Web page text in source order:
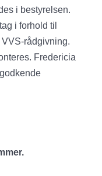
i bestyrelsen.
i forhold til
rådgivning.
Fredericia